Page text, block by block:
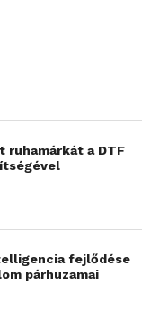
ruhamárkát a DTF
fejlődése
párhuzamai